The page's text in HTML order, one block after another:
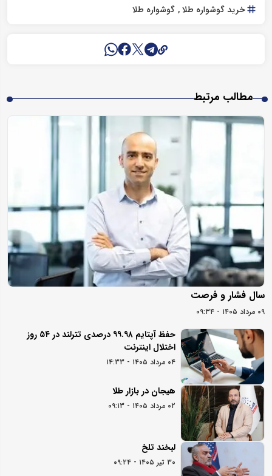
خرید گوشواره طلا گوشواره طلا
مطالب مرتبط
سال فشار و فرصت
۰۹ مرداد ۱۴۰۵ - ۰۹:۳۴
حفظ آپتایم ۹۹.۹۸ درصدی تترلند در ۵۴ روز
اختلال اینترنت
۰۴ مرداد ۱۴۰۵ - ۱۴:۳۳
هیجان در بازار طلا
۰۲ مرداد ۱۴۰۵ - ۰۹:۱۳
لبخند تلخ
۳۰ تیر ۱۴۰۵ - ۰۹:۲۴